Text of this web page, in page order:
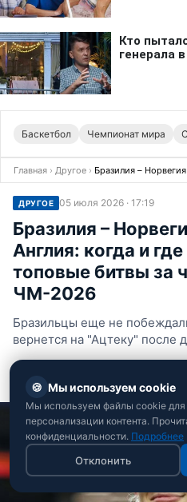
Баскетбол Чемпионат мира
Главная › Другое › Бразилия –
ДРУГОЕ 05 июля 2026 · 17:19
Бразилия –
Англия: когда и
топовые битвы за
ЧМ-2026
Бразильцы еще не
вернется на "Ацтеку" после
Редактор спортивного отдела
🍪 Мы используем cookie
Мы используем файлы cookie для
персонализации контента.
конфиденциальности. Подробнее
Отклонить